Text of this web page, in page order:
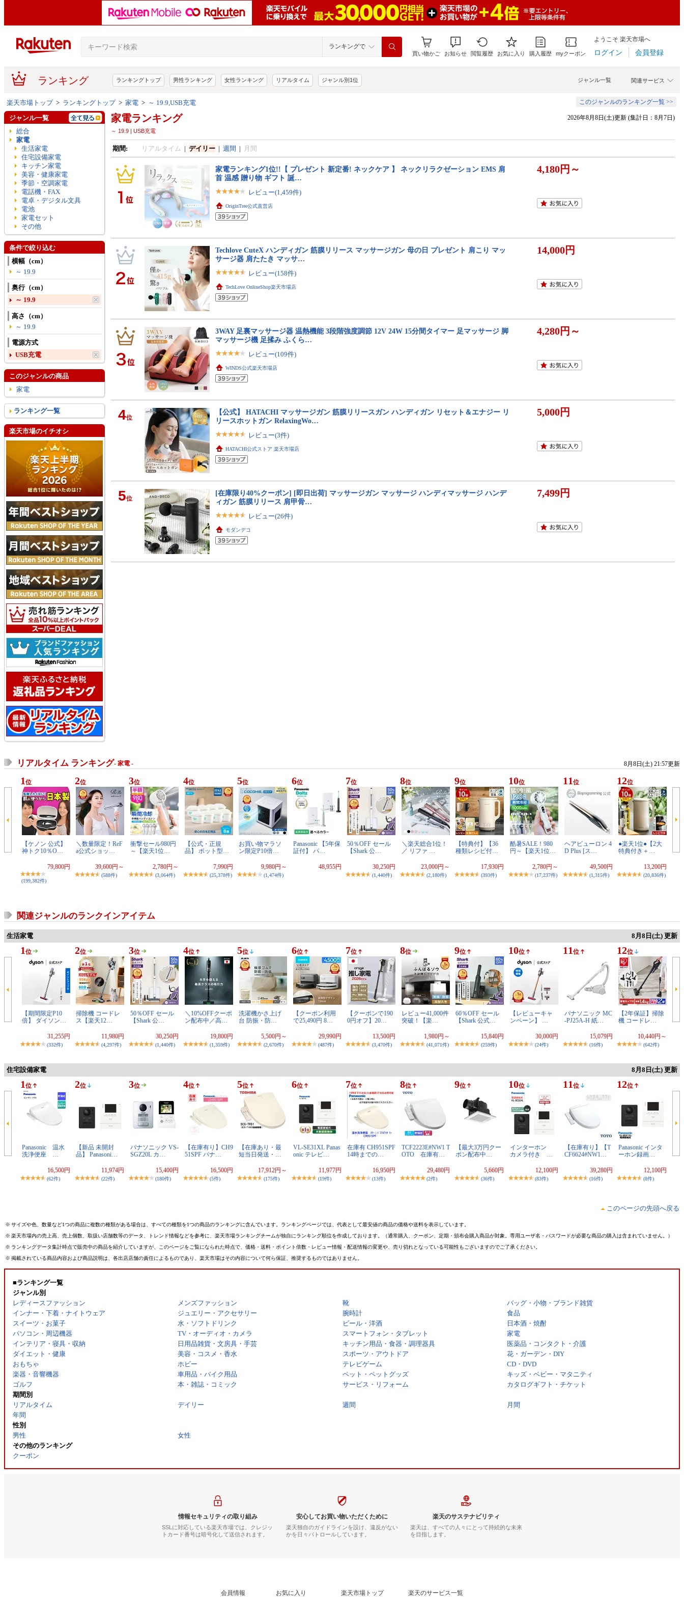
ランキングで
買い物かご お知らせ 閲覧履歴 お気に入り 購入履歴 myクーポン
ようこそ 楽天市場へ
ログイン 会員登録
ランキング 関連サービス
ジャンル一覧
ランキングトップ 男性ランキング 女性ランキング リアルタイム ジャンル別1位
楽天市場トップ> ランキングトップ> 家電 > ～ 19.9,USB充電 このジャンルのランキング一覧 >>
家電ランキング
～ 19.9 | USB充電
2026年8月8日(土)更新 (集計日：8月7日)
期間: リアルタイム | デイリー| 週間 | 月間
家電ランキング1位!!【 プレゼント 新定番! ネックケア 】 ネックリラクゼーション EMS 肩
首 温感 贈り物 ギフト 誕…
レビュー(1,459件)
OriginTree公式直営店
4,180円～
Techlove CuteX ハンディガン 筋膜リリース マッサージガン 母の日 プレゼント 肩こり マッ
サージ器 肩たたき マッサ…
レビュー(158件)
TechLove OnlineShop楽天市場店
14,000円
3WAY 足裏マッサージ器 温熱機能 3段階強度調節 12V 24W 15分間タイマー 足マッサージ 脚
マッサージ機 足揉み ふくら…
レビュー(109件)
WINDS公式楽天市場店
4,280円～
4位
【公式】 HATACHI マッサージガン 筋膜リリースガン ハンディガン リセット＆エナジー リ
リースホットガン RelaxingWo…
レビュー(3件)
HATACHI公式ストア 楽天市場店
5,000円
5位
[在庫限り40%クーポン] [即日出荷] マッサージガン マッサージ ハンディマッサージ ハンデ
ィガン 筋膜リリース 肩甲骨…
レビュー(26件)
モダンデコ
7,499円
ジャンル一覧
総合
家電
生活家電
住宅設備家電
キッチン家電
美容・健康家電
季節・空調家電
電話機・FAX
電卓・デジタル文具
電池
家電セット
その他
条件で絞り込む
横幅（cm）
～ 19.9
奥行（cm）
～ 19.9
高さ（cm）
～ 19.9
電源方式
USB充電
このジャンルの商品
家電
ランキング一覧
楽天市場のイチオシ
リアルタイム ランキング- 家電 - 8月8日(土) 21:57更新
1 位
【ケノン 公式】
神トク10％O…
79,800円
(199,382件)
2位
＼数量限定！ReF
a公式ショッ…
39,600円～
(588件)
3位
衝撃セール980円
～【楽天1位…
2,780円～
(3,064件)
4位
【公式・正規
品】 ポット型…
7,990円
(25,378件)
5位
お買い物マラソ
ン限定P10倍…
9,980円～
(1,474件)
6位
Panasonic 【5年保
証付】 パ…
48,955円
7位
50％OFF セール
【Shark 公…
30,250円
(1,440件)
8位
＼楽天総合1位！
／ リファ …
23,000円～
(2,180件)
9位
【特典付】【36
種類レシピ付…
17,930円
(393件)
10位
酷暑SALE！980
円～【楽天1位…
2,780円～
(17,237件)
11 位
ヘアビューロン 4
D Plus [ス…
49,500円
(1,315件)
12位
●楽天1位●【2大
特典付き＋…
13,200円
(20,836件)
関連ジャンルのランクインアイテム
生活家電 8月8日(土) 更新
1 位
【期間限定P10
倍】 ダイソン…
31,255円
(332件)
2位
掃除機 コードレ
ス【楽天12…
11,980円
(4,297件)
3位
50％OFF セール
【Shark 公…
30,250円
(1,440件)
4位
＼10%OFFクーポ
ン配布中／高…
19,800円
(1,359件)
5位
洗濯機かさ上げ
台 防振・防…
5,500円～
(2,670件)
6位
【クーポン利用
で25,490円 8…
29,990円
(487件)
7位
【クーポンで190
0円オフ】20…
13,500円
(3,470件)
8位
レビュー41,000件
突破！【楽…
1,980円～
(41,071件)
9位
60％OFF セール
【Shark 公式…
15,840円
(259件)
10位
【レビューキャ
ンペーン】 …
30,000円
(24件)
11 位
パナソニック MC
-PJ25A-H 紙…
15,079円
(16件)
12位
【2年保証】掃除
機 コードレ…
10,440円～
(642件)
住宅設備家電 8月8日(土) 更新
1 位
Panasonic 温水
洗浄便座 …
16,500円
(62件)
2位
【新品 未開封
品】 Panasoni…
11,974円
(22件)
3位
パナソニック VS-
SGZ20L カ…
15,400円
(180件)
4位
【在庫有り】CH9
51SPF パナ…
16,500円
(5件)
5位
【在庫あり・最
短当日発送・…
17,912円～
(175件)
6位
VL-SE31XL Panas
onic テレビ…
11,977円
(19件)
7位
在庫有 CH951SPF
14時までの…
16,950円
(13件)
8位
TCF2223E#NW1 T
OTO 在庫有…
29,480円
(2件)
9位
【最大3万円クー
ポン配布中…
5,660円
(36件)
10位
インターホン
カメラ付き …
12,100円
(83件)
11 位
【在庫有り】【T
CF6624#NW1…
39,280円
(16件)
12位
Panasonic インタ
ーホン録画…
12,100円
(8件)
このページの先頭へ戻る
※ サイズや色、数量など1つの商品に複数の種類がある場合は、すべての種類を1つの商品のランキングに含んでいます。ランキングページでは、代表として最安値の商品の価格や送料を表示しています。
※ 楽天市場内の売上高、売上個数、取扱い店舗数等のデータ、トレンド情報などを参考に、楽天市場ランキングチームが独自にランキング順位を作成しております。（通常購入、クーポン、定期・頒布会購入商品が対象。専用ユーザ名・パスワードが必要な商品の購入は含まれていません。）
※ ランキングデータ集計時点で販売中の商品を紹介していますが、このページをご覧になられた時点で、価格・送料・ポイント倍数・レビュー情報・配送情報の変更や、売り切れとなっている可能性もございますのでご了承ください。
※ 掲載されている商品内容および商品説明は、各出店店舗の責任によるものであり、楽天市場はその内容について何ら保証、推奨するものではありません。
■ランキング一覧
ジャンル別
レディースファッション
メンズファッション 靴
バッグ・小物・ブランド雑貨
インナー・下着・ナイトウェア
ジュエリー・アクセサリー 腕時計
食品
スイーツ・お菓子
水・ソフトドリンク ビール・洋酒
日本酒・焼酎
パソコン・周辺機器
TV・オーディオ・カメラ スマートフォン・タブレット
家電
インテリア・寝具・収納
日用品雑貨・文房具・手芸 キッチン用品・食器・調理器具
医薬品・コンタクト・介護
ダイエット・健康
美容・コスメ・香水 スポーツ・アウトドア
花・ガーデン・DIY
おもちゃ
ホビー テレビゲーム
CD・DVD
楽器・音響機器
車用品・バイク用品 ペット・ペットグッズ
キッズ・ベビー・マタニティ
ゴルフ
本・雑誌・コミック サービス・リフォーム
カタログギフト・チケット
期間別
リアルタイム
デイリー 週間
月間
年間
性別
男性
女性
その他のランキング
クーポン
情報セキュリティの取り組み
SSLに対応している楽天市場では、クレジッ
トカード番号は暗号化して送信されます。
安心してお買い物いただくために
楽天独自のガイドラインを設け、違反がない
かを日々パトロールしています。
楽天のサステナビリティ
楽天は、すべての人々にとって持続的な未来
を目指します。
会員情報 お気に入り 楽天市場トップ 楽天のサービス一覧